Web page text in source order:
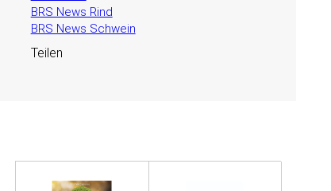
BRS News Rind
BRS News Schwein
Teilen